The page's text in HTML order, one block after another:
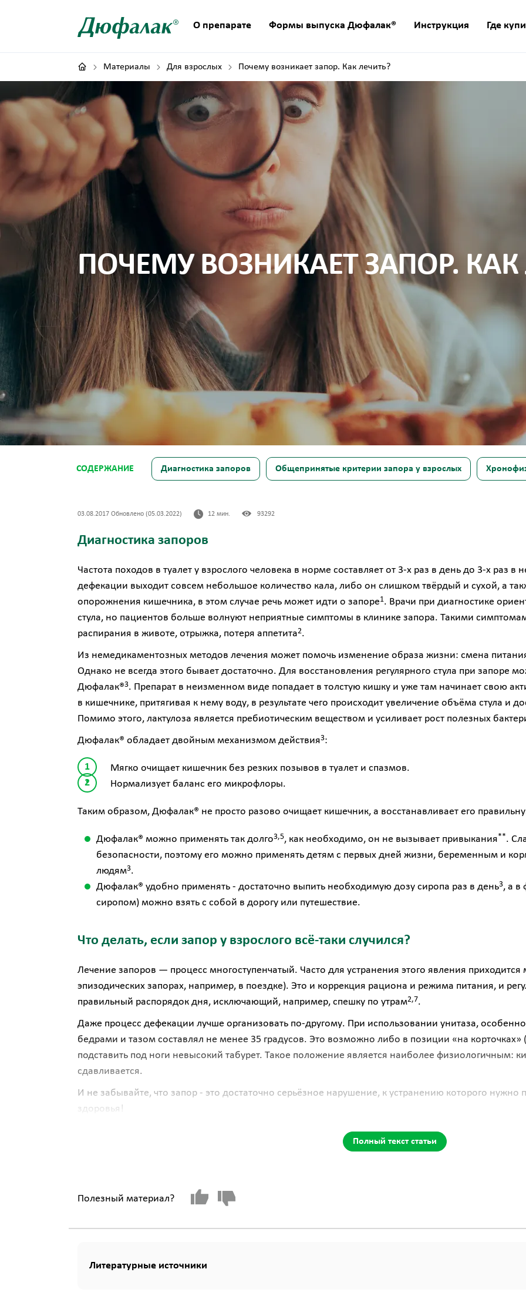
О препарате Формы выпуска Дюфалак® Инструкция Где
Материалы Для взрослых Почему возникает запор. Как лечить?
ПОЧЕМУ ВОЗНИКАЕТ ЗАПОР. КАК
СОДЕРЖАНИЕ Диагностика запоров Общепринятые критерии запора у взрослых
03.08.2017 Обновлено (05.03.2022) 12 мин. 93292
Диагностика запоров
Частота походов в туалет у взрослого человека в норме составляет от 3-х раз в день до 3-х раз в
дефекации выходит совсем небольшое количество кала, либо он слишком твёрдый и сухой, а
опорожнения кишечника, в этом случае речь может идти о запоре1. Врачи при диагностике
стула, но пациентов больше волнуют неприятные симптомы в клинике запора. Такими
распирания в животе, отрыжка, потеря аппетита2.
Из немедикаментозных методов лечения может помочь изменение образа жизни: смена
Однако не всегда этого бывает достаточно. Для восстановления регулярного стула при запоре
Дюфалак®3. Препарат в неизменном виде попадает в толстую кишку и уже там начинает свою
в кишечнике, притягивая к нему воду, в результате чего происходит увеличение объёма стула и
Помимо этого, лактулоза является пребиотическим веществом и усиливает рост полезных
Дюфалак® обладает двойным механизмом действия3:
Мягко очищает кишечник без резких позывов в туалет и спазмов.
Нормализует баланс его микрофлоры.
Таким образом, Дюфалак® не просто разово очищает кишечник, а восстанавливает его
Дюфалак® можно применять так долго3,5, как необходимо, он не вызывает привыкания**.
безопасности, поэтому его можно применять детям с первых дней жизни, беременным и
людям3.
Дюфалак® удобно применять - достаточно выпить необходимую дозу сиропа раз в день3, а в
сиропом) можно взять с собой в дорогу или путешествие.
Что делать, если запор у взрослого всё-таки случился?
Лечение запоров — процесс многоступенчатый. Часто для устранения этого явления
эпизодических запорах, например, в поездке). Это и коррекция рациона и режима питания, и
правильный распорядок дня, исключающий, например, спешку по утрам2,7.
Даже процесс дефекации лучше организовать по-другому. При использовании унитаза,
бедрами и тазом составлял не менее 35 градусов. Это возможно либо в позиции «на корточках»
подставить под ноги невысокий табурет. Такое положение является наиболее физиологичным:
сдавливается.
И не забывайте, что запор - это достаточно серьёзное нарушение, к устранению которого
здоровья!
Полный текст статьи
Полезный материал?
Литературные источники